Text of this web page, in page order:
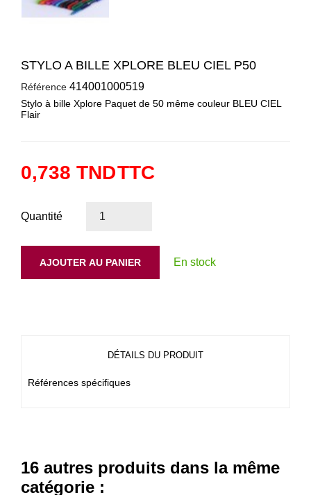
STYLO A BILLE XPLORE BLEU CIEL P50
Référence 414001000519
Stylo à bille Xplore Paquet de 50 même couleur BLEU CIEL
Flair
0,738 TNDTTC
Quantité
AJOUTER AU PANIER En stock
DÉTAILS DU PRODUIT
Références spécifiques
16 autres produits dans la même
catégorie :